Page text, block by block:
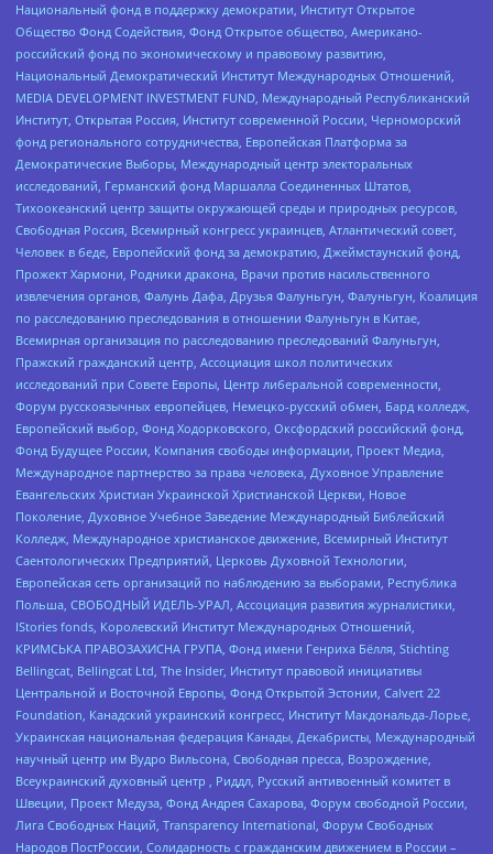
Национальный фонд в поддержку демократии, Институт Открытое
Общество Фонд Содействия, Фонд Открытое общество, Американо-
российский фонд по экономическому и правовому развитию,
Национальный Демократический Институт Международных Отношений,
MEDIA DEVELOPMENT INVESTMENT FUND, Международный Республиканский
Институт, Открытая Россия, Институт современной России, Черноморский
фонд регионального сотрудничества, Европейская Платформа за
Демократические Выборы, Международный центр электоральных
исследований, Германский фонд Маршалла Соединенных Штатов,
Тихоокеанский центр защиты окружающей среды и природных ресурсов,
Свободная Россия, Всемирный конгресс украинцев, Атлантический совет,
Человек в беде, Европейский фонд за демократию, Джеймстаунский фонд,
Прожект Хармони, Родники дракона, Врачи против насильственного
извлечения органов, Фалунь Дафа, Друзья Фалуньгун, Фалуньгун, Коалиция
по расследованию преследования в отношении Фалуньгун в Китае,
Всемирная организация по расследованию преследований Фалуньгун,
Пражский гражданский центр, Ассоциация школ политических
исследований при Совете Европы, Центр либеральной современности,
Форум русскоязычных европейцев, Немецко-русский обмен, Бард колледж,
Европейский выбор, Фонд Ходорковского, Оксфордский российский фонд,
Фонд Будущее России, Компания свободы информации, Проект Медиа,
Международное партнерство за права человека, Духовное Управление
Евангельских Христиан Украинской Христианской Церкви, Новое
Поколение, Духовное Учебное Заведение Международный Библейский
Колледж, Международное христианское движение, Всемирный Институт
Саентологических Предприятий, Церковь Духовной Технологии,
Европейская сеть организаций по наблюдению за выборами, Республика
Польша, СВОБОДНЫЙ ИДЕЛЬ-УРАЛ, Ассоциация развития журналистики,
IStories fonds, Королевский Институт Международных Отношений,
КРИМСЬКА ПРАВОЗАХИСНА ГРУПА, Фонд имени Генриха Бёлля, Stichting
Bellingcat, Bellingcat Ltd, The Insider, Институт правовой инициативы
Центральной и Восточной Европы, Фонд Открытой Эстонии, Calvert 22
Foundation, Канадский украинский конгресс, Институт Макдональда-Лорье,
Украинская национальная федерация Канады, Декабристы, Международный
научный центр им Вудро Вильсона, Свободная пресса, Возрождение,
Всеукраинский духовный центр , Риддл, Русский антивоенный комитет в
Швеции, Проект Медуза, Фонд Андрея Сахарова, Форум свободной России,
Лига Свободных Наций, Transparеncy International, Форум Свободных
Народов ПостРоссии, Солидарность с гражданским движением в России –